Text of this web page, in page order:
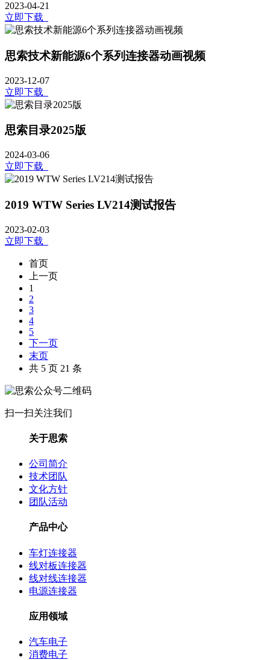
2023-04-21
立即下载
思索技术新能源6个系列连接器动画视频
2023-12-07
立即下载
思索目录2025版
2024-03-06
立即下载
2019 WTW Series LV214测试报告
2023-02-03
立即下载
首页
上一页
1
2
3
4
5
下一页
末页
共 5 页 21 条
扫一扫关注我们
关于思索
公司简介
技术团队
文化方针
团队活动
产品中心
车灯连接器
线对板连接器
线对线连接器
电源连接器
应用领域
汽车电子
消费电子